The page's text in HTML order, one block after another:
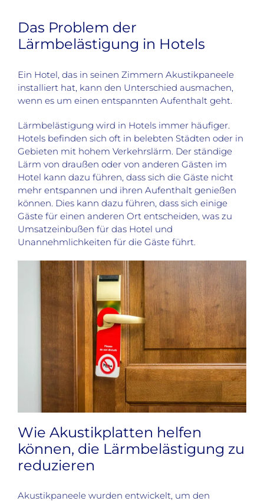
Das Problem der
Lärmbelästigung in Hotels
Ein Hotel, das in seinen Zimmern Akustikpaneele
installiert hat, kann den Unterschied ausmachen,
wenn es um einen entspannten Aufenthalt geht.
Lärmbelästigung wird in Hotels immer häufiger.
Hotels befinden sich oft in belebten Städten oder in
Gebieten mit hohem Verkehrslärm. Der ständige
Lärm von draußen oder von anderen Gästen im
Hotel kann dazu führen, dass sich die Gäste nicht
mehr entspannen und ihren Aufenthalt genießen
können. Dies kann dazu führen, dass sich einige
Gäste für einen anderen Ort entscheiden, was zu
Umsatzeinbußen für das Hotel und
Unannehmlichkeiten für die Gäste führt.
Wie Akustikplatten helfen
können, die Lärmbelästigung zu
reduzieren
Akustikpaneele wurden entwickelt, um den